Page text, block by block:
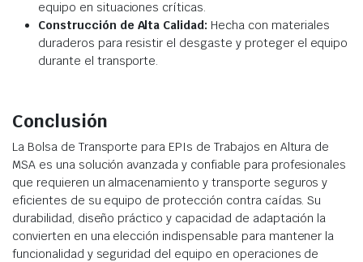
equipo en situaciones críticas.
Construcción de Alta Calidad: Hecha con materiales
duraderos para resistir el desgaste y proteger el equipo
durante el transporte.
Conclusión
La Bolsa de Transporte para EPIs de Trabajos en Altura de
MSA es una solución avanzada y confiable para profesionales
que requieren un almacenamiento y transporte seguros y
eficientes de su equipo de protección contra caídas. Su
durabilidad, diseño práctico y capacidad de adaptación la
convierten en una elección indispensable para mantener la
funcionalidad y seguridad del equipo en operaciones de